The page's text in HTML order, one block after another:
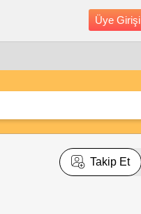
Üye Girişi
Takip Et